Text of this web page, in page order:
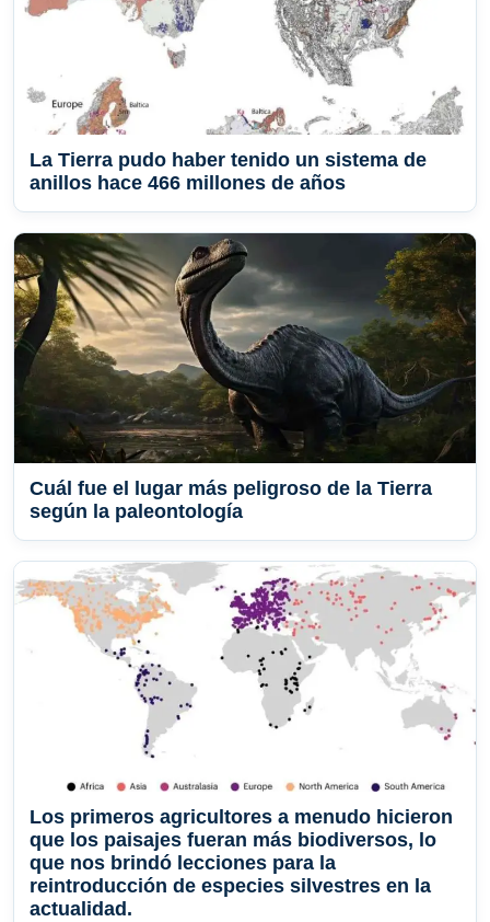
La Tierra pudo haber tenido un sistema de
anillos hace 466 millones de años
Cuál fue el lugar más peligroso de la Tierra
según la paleontología
Los primeros agricultores a menudo hicieron
que los paisajes fueran más biodiversos, lo
que nos brindó lecciones para la
reintroducción de especies silvestres en la
actualidad.